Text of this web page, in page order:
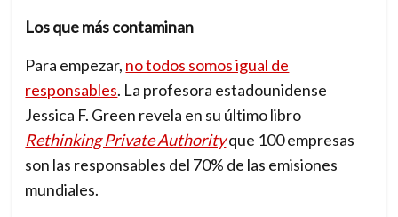
T
h
e
n
e
w
i
Los que más contaminan
Para empezar, no todos somos igual de
responsables. La profesora estadounidense
Jessica F. Green revela en su último libro
Rethinking Private Authorityque 100 empresas
son las responsables del 70% de las emisiones
mundiales.